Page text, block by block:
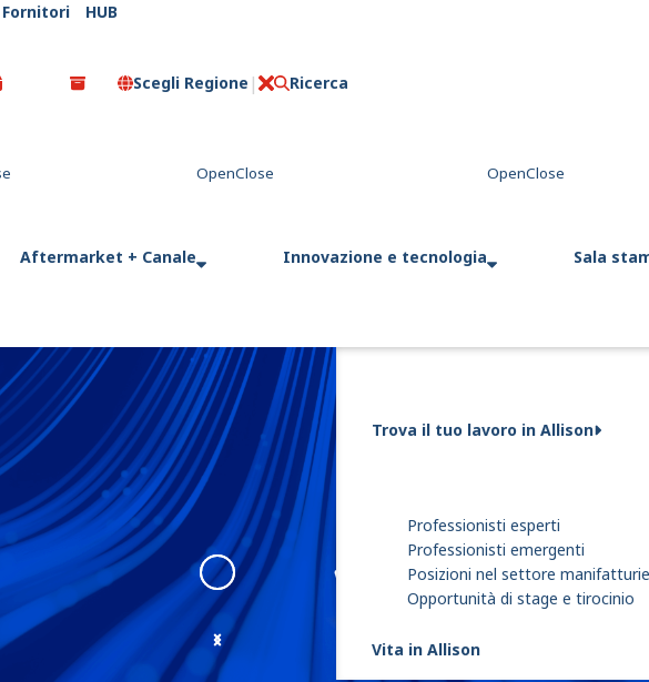
Fornitori HUB
Scegli Regione Ricerca
Aftermarket + Canale Innovazione e tecnologia Sala
Trova il tuo lavoro in Allison
Professionisti esperti
Professionisti emergenti
Posizioni nel settore
Opportunità di stage e tirocinio
Vita in Allison